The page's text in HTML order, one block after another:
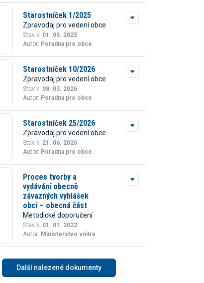
Starostníček 1/2025
Zpravodaj pro vedení obce
Stav k: 01. 09. 2025
Autor: Poradna pro obce
Starostníček 10/2026
Zpravodaj pro vedení obce
Stav k: 08. 03. 2026
Autor: Poradna pro obce
Starostníček 25/2026
Zpravodaj pro vedení obce
Stav k: 21. 06. 2026
Autor: Poradna pro obce
Proces tvorby a
vydávání obecně
závazných vyhlášek
obcí – obecná část
Metodické doporučení
Stav k: 01. 01. 2022
Autor: Ministerstvo vnitra
Další nalezené dokumenty